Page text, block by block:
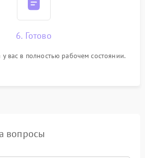
6. Готово
вас в полностью рабочем состоянии.
вопросы